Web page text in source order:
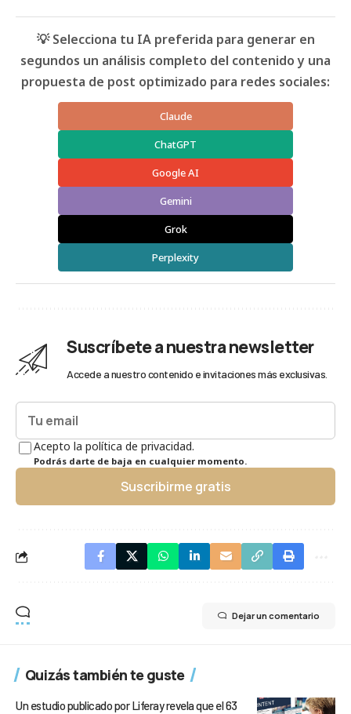
💡 Selecciona tu IA preferida para generar en
segundos un análisis completo del contenido y una
propuesta de post optimizado para redes sociales:
Claude
ChatGPT
Google AI
Gemini
Grok
Perplexity
Suscríbete a nuestra newsletter
Accede a nuestro contenido e invitaciones más exclusivas.
Acepto la política de privacidad.
Podrás darte de baja en cualquier momento.
Suscribirme gratis
Dejar un comentario
Quizás también te guste
Un estudio publicado por Liferay revela que el 63